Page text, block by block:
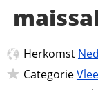
Herkomst
Categorie